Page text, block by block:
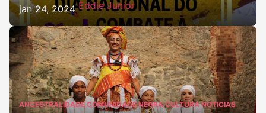
jan 24, 2024 Eddie Junior
ANCESTRALIDADE COMUNIDADE NEGRACULTURANOTICIAS